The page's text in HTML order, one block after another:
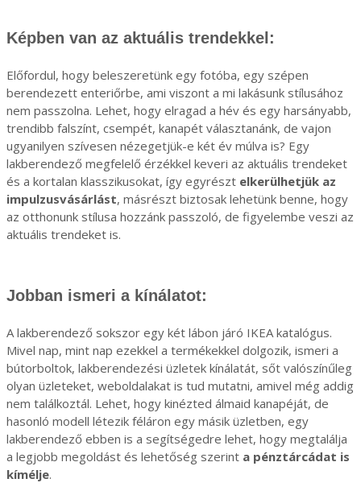
Képben van az aktuális trendekkel:
Előfordul, hogy beleszeretünk egy fotóba, egy szépen
berendezett enteriőrbe, ami viszont a mi lakásunk stílusához
nem passzolna. Lehet, hogy elragad a hév és egy harsányabb,
trendibb falszínt, csempét, kanapét választanánk, de vajon
ugyanilyen szívesen nézegetjük-e két év múlva is? Egy
lakberendező megfelelő érzékkel keveri az aktuális trendeket
és a kortalan klasszikusokat, így egyrészt elkerülhetjük az
impulzusvásárlást, másrészt biztosak lehetünk benne, hogy
az otthonunk stílusa hozzánk passzoló, de figyelembe veszi az
aktuális trendeket is.
Jobban ismeri a kínálatot:
A lakberendező sokszor egy két lábon járó IKEA katalógus.
Mivel nap, mint nap ezekkel a termékekkel dolgozik, ismeri a
bútorboltok, lakberendezési üzletek kínálatát, sőt valószínűleg
olyan üzleteket, weboldalakat is tud mutatni, amivel még addig
nem találkoztál. Lehet, hogy kinézted álmaid kanapéját, de
hasonló modell létezik féláron egy másik üzletben, egy
lakberendező ebben is a segítségedre lehet, hogy megtalálja
a legjobb megoldást és lehetőség szerint a pénztárcádat is
kímélje.